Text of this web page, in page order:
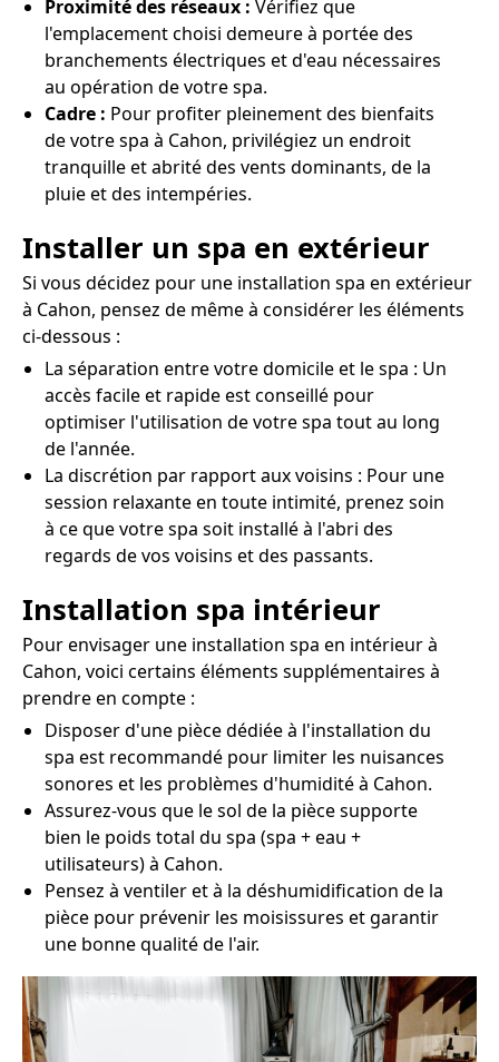
Proximité des réseaux : Vérifiez que
l'emplacement choisi demeure à portée des
branchements électriques et d'eau nécessaires
au opération de votre spa.
Cadre : Pour profiter pleinement des bienfaits
de votre spa à Cahon, privilégiez un endroit
tranquille et abrité des vents dominants, de la
pluie et des intempéries.
Installer un spa en extérieur
Si vous décidez pour une installation spa en extérieur
à Cahon, pensez de même à considérer les éléments
ci-dessous :
La séparation entre votre domicile et le spa : Un
accès facile et rapide est conseillé pour
optimiser l'utilisation de votre spa tout au long
de l'année.
La discrétion par rapport aux voisins : Pour une
session relaxante en toute intimité, prenez soin
à ce que votre spa soit installé à l'abri des
regards de vos voisins et des passants.
Installation spa intérieur
Pour envisager une installation spa en intérieur à
Cahon, voici certains éléments supplémentaires à
prendre en compte :
Disposer d'une pièce dédiée à l'installation du
spa est recommandé pour limiter les nuisances
sonores et les problèmes d'humidité à Cahon.
Assurez-vous que le sol de la pièce supporte
bien le poids total du spa (spa + eau +
utilisateurs) à Cahon.
Pensez à ventiler et à la déshumidification de la
pièce pour prévenir les moisissures et garantir
une bonne qualité de l'air.